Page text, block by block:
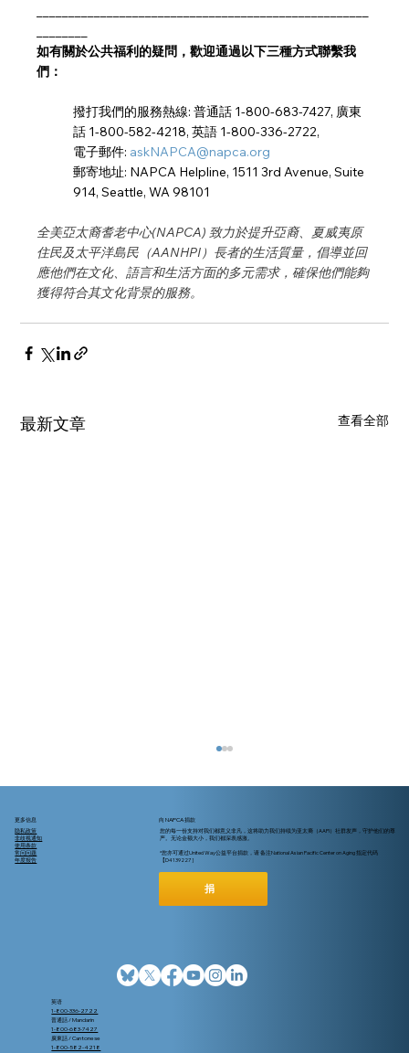
如有關於公共福利的疑問，歡迎通過以下三種方式聯繫我
們：
撥打我們的服務熱線: 普通話 1-800-683-7427, 廣東
話 1-800-582-4218, 英語 1-800-336-2722,
電子郵件: askNAPCA@napca.org
郵寄地址: NAPCA Helpline, 1511 3rd Avenue, Suite
914, Seattle, WA 98101
全美亞太裔耆老中心(NAPCA) 致力於提升亞裔、夏威夷原
住民及太平洋島民（AANHPI）長者的生活質量，倡導並回
應他們在文化、語言和生活方面的多元需求，確保他們能夠
獲得符合其文化背景的服務。
最新文章 查看全部
現在還來得及加入 Medicare 或更換醫保
計畫嗎？
更多信息
隐私政策
非歧视通知
使用条款
常问问题
年度报告
向 NAPCA 捐款
您的每一份支持对我们都意义非凡，这将助力我们持续为亚太裔（AAPI）社群发声，守护他们的尊
严。无论金额大小，我们都深表感激。
*您亦可通过United Way公益平台捐款，请 备注National Asian Pacific Center on Aging 指定代码
【D4139227 ]
捐
英语
1-800-336-2722
普通話 / Mandarin
1-800-683-7427
廣東話 / Cantonese
1-800-582-4218